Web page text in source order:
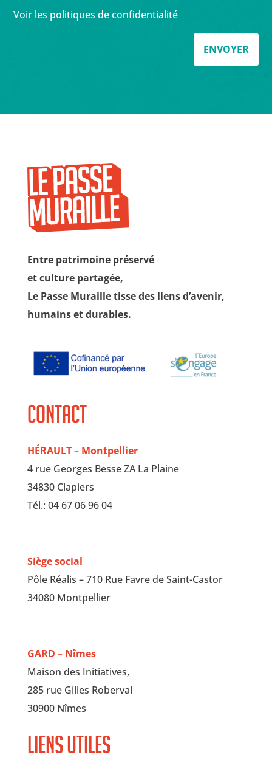
Voir les politiques de confidentialité
ENVOYER
Entre patrimoine préservé
et culture partagée,
Le Passe Muraille tisse des liens d’avenir,
humains et durables.
Contact
HÉRAULT – Montpellier
4 rue Georges Besse ZA La Plaine
34830 Clapiers
Tél.: 04 67 06 96 04
Siège social
Pôle Réalis – 710 Rue Favre de Saint-Castor
34080 Montpellier
GARD – Nîmes
Maison des Initiatives,
285 rue Gilles Roberval
30900 Nîmes
Liens utiles